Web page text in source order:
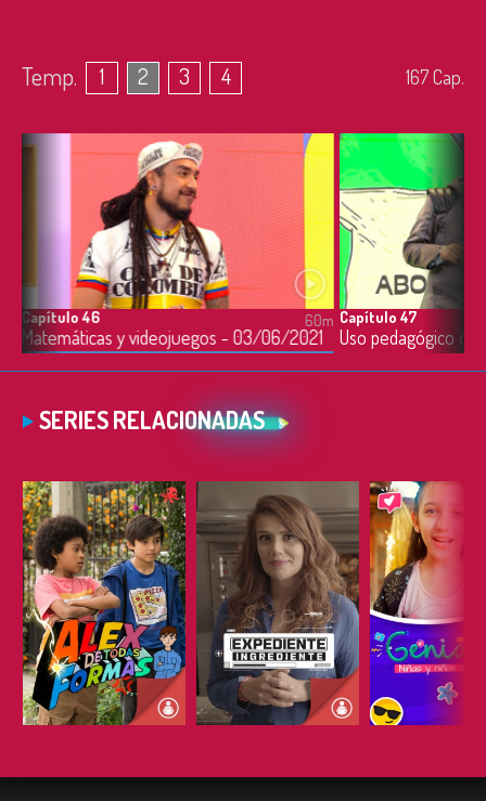
Temp. 1 2 3 4 167Cap.
Capítulo 46
Matemáticas y videojuegos - 03/06/2021
60m Capítulo 47
SERIES RELACIONADAS
ESCUCHAR ESCUCHAR